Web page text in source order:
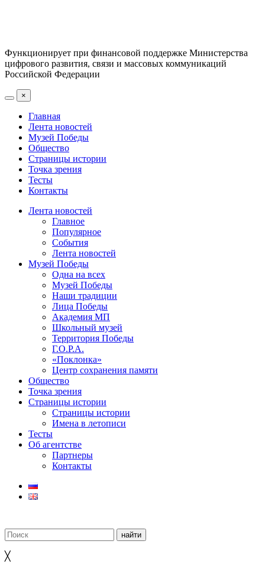
Функционирует при финансовой поддержке Министерства
цифрового развития, связи и массовых коммуникаций
Российской Федерации
×
Главная
Лента новостей
Музей Победы
Общество
Страницы истории
Точка зрения
Тесты
Контакты
Лента новостей
Главное
Популярное
События
Лента новостей
Музей Победы
Одна на всех
Музей Победы
Наши традиции
Лица Победы
Академия МП
Школьный музей
Территория Победы
Г.О.Р.А.
«Поклонка»
Центр сохранения памяти
Общество
Точка зрения
Страницы истории
Страницы истории
Имена в летописи
Тесты
Об агентстве
Партнеры
Контакты
╳